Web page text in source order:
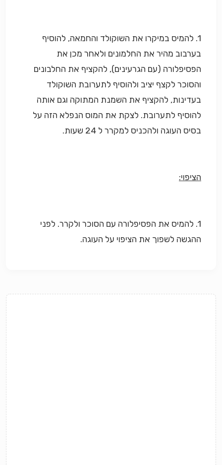
1. להמיס במיקרו את השוקולד והחמאה, להוסיף
בערבוב מהיר את החלמונים ולאחר מכן את
הפסיפלורה (עם הגרעינים), להקציף את החלבונים
והסוכר לקצף יציב ולהוסיף לתערובת השוקולד
בעדינות, להקציף את השמנת המתוקה וגם אותה
להוסיף לתערובת. לצקת את המוס הנפלא הזה על
בסיס העוגה ולהכניס למקרר ל 24 שעות.
הציפוי:
1. להמיס את הפסיפלורה עם הסוכר ולקרר. לפני
ההגשה לשפוך את הציפוי על העוגה.